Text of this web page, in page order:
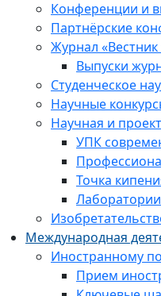
Конференции и
Партнёрские
Журнал «Вестник
Выпуски
Студенческое
Научные
Научная и
УПК
Точка
Лаборатории
Международная
Иностранному
Прием